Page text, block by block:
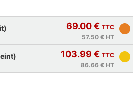
69.00 € TTC
57.50 € HT
103.99 € TTC
86.66 € HT